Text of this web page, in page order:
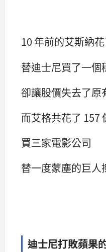
10 年前的艾斯納
替迪士尼買了一個
卻讓股價失去了原
而艾格共花了 157
買三家電影公司
替一度蒙塵的巨人
迪士尼打敗蘋果